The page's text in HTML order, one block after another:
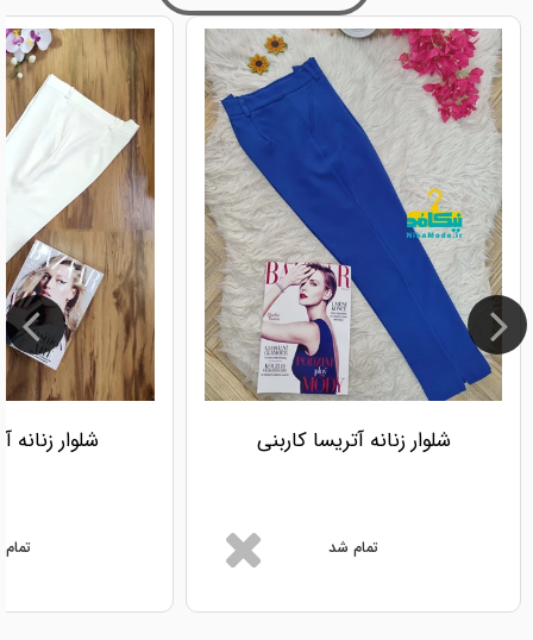
شلوار زنانه آتریسا کاربنی
تمام شد
شلوار زنانه